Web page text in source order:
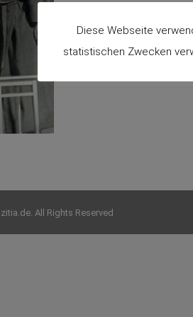
All Rights Reserved
Diese Webseite
statistischen Zwecken